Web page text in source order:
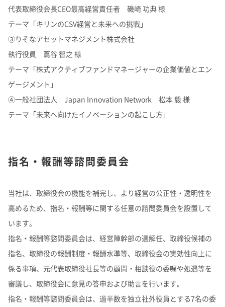
代表取締役会長CEO最高経営責任者 磯崎 功典 様
テーマ「キリンのCSV経営と未来への挑戦」
③りそなアセットマネジメント株式会社
執行役員 蔦谷 智之 様
テーマ「株式アクティブファンドマネージャーの企業価値とエン
ゲージメント」
④一般社団法人 Japan Innovation Network 松本 毅 様
テーマ「未来へ向けたイノベーションの起こし方」
指名・報酬等諮問委員会
当社は、取締役会の機能を補完し、より経営の公正性・透明性を
高めるため、指名・報酬等に関する任意の諮問委員会を設置して
います。
指名・報酬等諮問委員会は、経営陣幹部の選解任、取締役候補の
指名、取締役の報酬制度・報酬水準等、取締役会の実効性向上に
係る事項、元代表取締役社長等の顧問・相談役の委嘱や処遇等を
審議し、取締役会に意見の答申および助言を行います。
指名・報酬等諮問委員会は、過半数を独立社外役員とする7名の委